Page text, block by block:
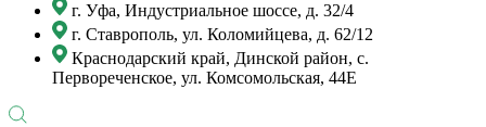
г. Уфа, Индустриальное шоссе, д. 32/4
г. Ставрополь, ул. Коломийцева, д. 62/12
Краснодарский край, Динской район, с.
Первореченское, ул. Комсомольская, 44Е